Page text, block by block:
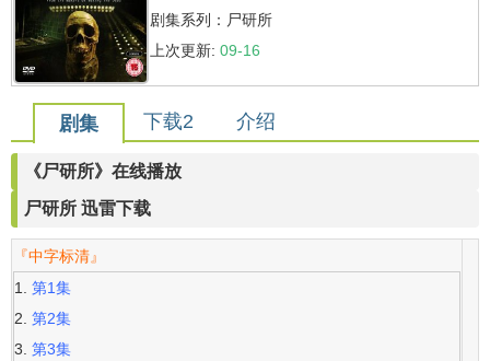
剧集系列：尸研所
上次更新: 09-16
剧集 下载2 介绍
《尸研所》在线播放
尸研所 迅雷下载
『中字标清』
第1集
第2集
第3集